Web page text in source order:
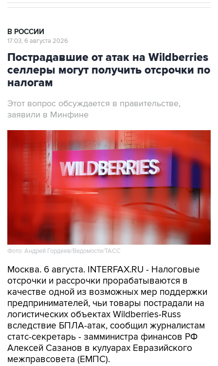
В РОССИИ
17:03, 6 августа 2026
Пострадавшие от атак на Wildberries
селлеры могут получить отсрочки по
налогам
Этот вопрос обсуждается в правительстве,
заявили в Минфине
Фото: Андрей Гордеев/Ведомости/ТАСС
Москва. 6 августа. INTERFAX.RU - Налоговые
отсрочки и рассрочки прорабатываются в
качестве одной из возможных мер поддержки
предпринимателей, чьи товары пострадали на
логистических объектах Wildberries-Russ
вследствие БПЛА-атак, сообщил журналистам
статс-секретарь - замминистра финансов РФ
Алексей Сазанов в кулуарах Евразийского
межправсовета (ЕМПС).